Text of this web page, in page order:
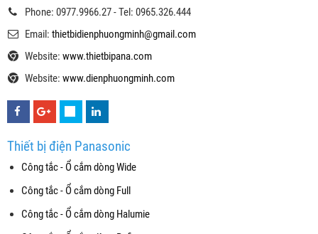
Phone: 0977.9966.27 - Tel: 0965.326.444
Email: thietbidienphuongminh@gmail.com
Website: www.thietbipana.com
Website: www.dienphuongminh.com
Thiết bị điện Panasonic
Công tắc - Ổ cắm dòng Wide
Công tắc - Ổ cắm dòng Full
Công tắc - Ổ cắm dòng Halumie